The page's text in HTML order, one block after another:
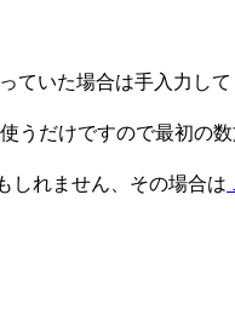
ていた場合は手入力し
だけですので最初の
しれません、その場合は